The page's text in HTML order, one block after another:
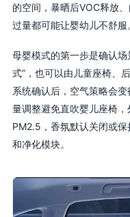
的空间，暴晒后VOC释放
过量都可能让婴幼儿不舒服
母婴模式的第一步是确认
式”，也可以由儿童座椅、
系统确认后，空气策略会
量调整避免直吹婴儿座椅
PM2.5，香氛默认关闭或
和净化模块。